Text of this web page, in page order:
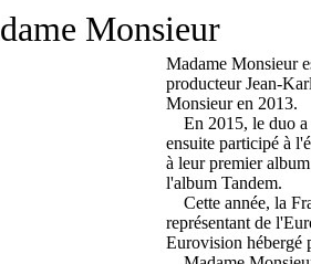
Monsieur
Madame Monsieur
producteur Jean-
Monsieur en 2013.
En 2015, le duo a
ensuite participé à
à leur premier
l'album Tandem.
Cette année, la
représentant de
Eurovision hébergé